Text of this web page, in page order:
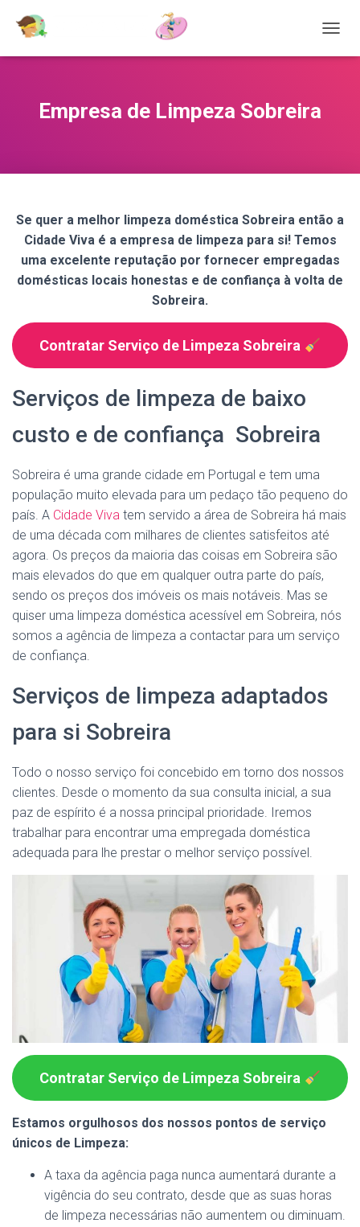
O
T
I
Empresa de Limpeza Sobreira
Se quer a melhor limpeza doméstica Sobreira então a
Cidade Viva é a empresa de limpeza para si! Temos
uma excelente reputação por fornecer empregadas
domésticas locais honestas e de confiança à volta de
Sobreira.
Contratar Serviço de Limpeza Sobreira
Serviços de limpeza de baixo
custo e de confiança Sobreira
Sobreira é uma grande cidade em Portugal e tem uma
população muito elevada para um pedaço tão pequeno do
país. A Cidade Viva tem servido a área de Sobreira há mais
de uma década com milhares de clientes satisfeitos até
agora. Os preços da maioria das coisas em Sobreira são
mais elevados do que em qualquer outra parte do país,
sendo os preços dos imóveis os mais notáveis. Mas se
quiser uma limpeza doméstica acessível em Sobreira, nós
somos a agência de limpeza a contactar para um serviço
de confiança.
Serviços de limpeza adaptados
para si Sobreira
Todo o nosso serviço foi concebido em torno dos nossos
clientes. Desde o momento da sua consulta inicial, a sua
paz de espírito é a nossa principal prioridade. Iremos
trabalhar para encontrar uma empregada doméstica
adequada para lhe prestar o melhor serviço possível.
Contratar Serviço de Limpeza Sobreira
Estamos orgulhosos dos nossos pontos de serviço
únicos de Limpeza:
A taxa da agência paga nunca aumentará durante a
vigência do seu contrato, desde que as suas horas
de limpeza necessárias não aumentem ou diminuam.